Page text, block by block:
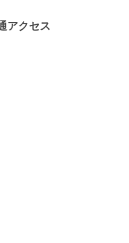
アクセス